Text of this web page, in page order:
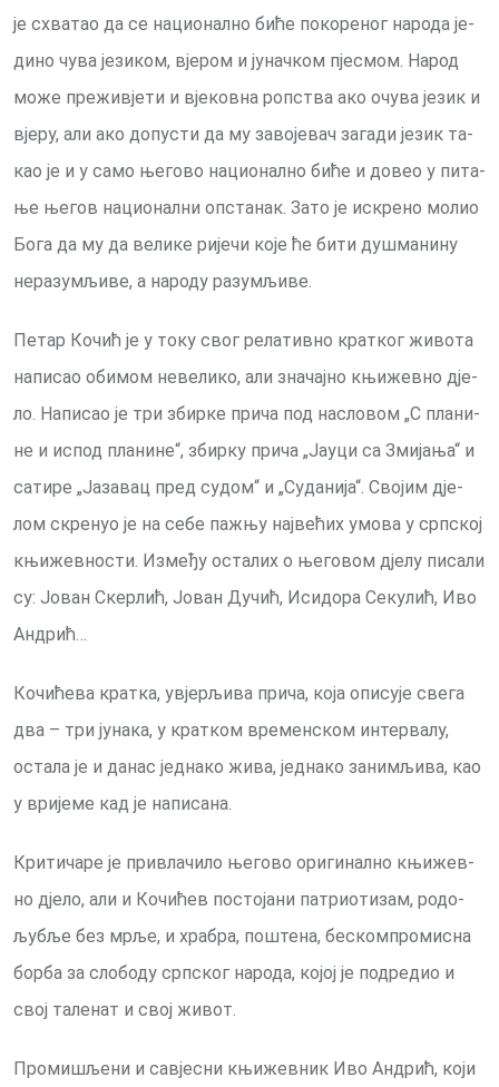
је схва­тао да се на­ци­о­нал­но би­ће по­ко­ре­ног на­ро­да је­
ди­но чу­ва је­зи­ком, вје­ром и ју­нач­ком пје­смом. На­род
мо­же пре­жи­вје­ти и вје­ков­на роп­ства ако очу­ва је­зик и
вје­ру, али ако до­пу­сти да му за­во­је­вач за­га­ди је­зик та­
као је и у са­мо ње­го­во на­ци­о­нал­но би­ће и до­вео у пи­та­
ње ње­гов на­ци­о­нал­ни оп­ста­нак. За­то је искре­но мо­лио
Бо­га да му да ве­ли­ке ри­је­чи ко­је ће би­ти ду­шма­ни­ну
не­ра­зу­мљи­ве, а на­ро­ду ра­зу­мљи­ве.
Пе­тар Ко­чић је у то­ку свог ре­ла­тив­но крат­ког жи­во­та
на­пи­сао оби­мом не­ве­ли­ко, али зна­чај­но књи­жев­но дје­
ло. На­пи­сао је три збир­ке при­ча под на­сло­вом „С пла­ни­
не и ис­под пла­ни­не“, збир­ку при­ча „Ја­у­ци са Зми­ја­ња“ и
са­ти­ре „Ја­за­вац пред су­дом“ и „Су­да­ни­ја“. Сво­јим дје­
лом скре­нуо је на се­бе па­жњу нај­ве­ћих умо­ва у срп­ској
књи­жев­но­сти. Из­ме­ђу оста­лих о ње­го­вом дје­лу пи­са­ли
су: Јо­ван Скер­лић, Јо­ван Ду­чић, Иси­до­ра Се­ку­лић, Иво
Ан­дрић…
Ко­чи­ће­ва крат­ка, увјер­љи­ва при­ча, ко­ја опи­су­је све­га
два – три ју­на­ка, у крат­ком вре­мен­ском ин­тер­ва­лу,
оста­ла је и да­нас јед­на­ко жи­ва, јед­на­ко за­ни­мљи­ва, као
у ври­је­ме кад је на­пи­са­на.
Кри­ти­ча­ре је при­вла­чи­ло ње­го­во ори­ги­нал­но књи­жев­
но дје­ло, али и Ко­чи­ћев по­сто­ја­ни па­три­о­ти­зам, ро­до­
љу­бље без мр­ље, и хра­бра, по­ште­на, бес­ком­про­ми­сна
бор­ба за сло­бо­ду српског на­ро­да, ко­јој је под­ре­дио и
свој та­ле­нат и свој жи­вот.
Промишљени и са­вје­сни књи­жев­ник Иво Ан­дрић, ко­ји